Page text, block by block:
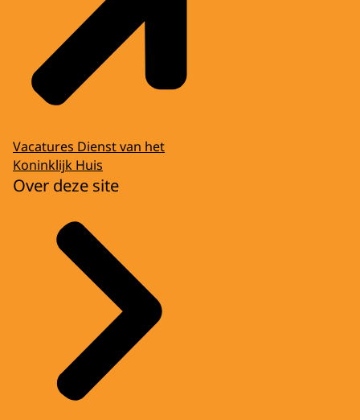
Vacatures Dienst van het
Koninklijk Huis
Over deze site